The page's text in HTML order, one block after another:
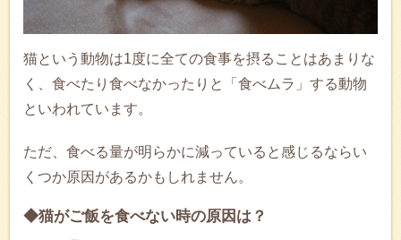
猫という動物は1度に全ての食事を摂ることはあまりな
く、食べたり食べなかったりと「食べムラ」する動物
といわれています。
ただ、食べる量が明らかに減っていると感じるならい
くつか原因があるかもしれません。
◆猫がご飯を食べない時の原因は？